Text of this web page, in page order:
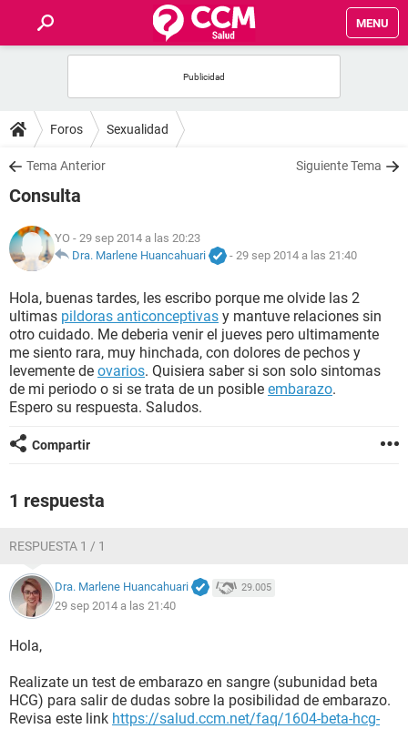
MENU
FOROS
SALUD
NUTRICIÓN
BIENESTAR
SEXUALIDAD
GLOSARIO
Foros Sexualidad
Tema Anterior Siguiente Tema
Consulta
YO - 29 sep 2014 a las 20:23
Dra. Marlene Huancahuari
- 29 sep 2014 a las 21:40
Hola, buenas tardes, les escribo porque me olvide las 2
ultimas pildoras anticonceptivas y mantuve relaciones sin
otro cuidado. Me deberia venir el jueves pero ultimamente
me siento rara, muy hinchada, con dolores de pechos y
levemente de ovarios. Quisiera saber si son solo sintomas
de mi periodo o si se trata de un posible embarazo.
Espero su respuesta. Saludos.
Compartir
1 respuesta
RESPUESTA 1 / 1
Dra. Marlene Huancahuari 29.005
29 sep 2014 a las 21:40
Hola,
Realizate un test de embarazo en sangre (subunidad beta
HCG) para salir de dudas sobre la posibilidad de embarazo.
Revisa este link https://salud.ccm.net/faq/1604-beta-hcg-